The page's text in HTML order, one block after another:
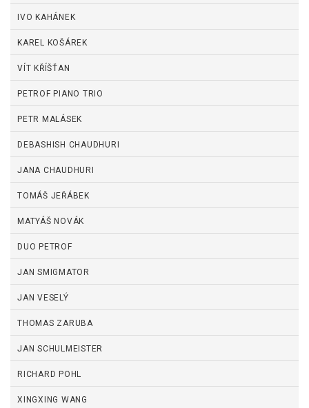
IVO KAHÁNEK
KAREL KOŠÁREK
VÍT KŘÍŠŤAN
PETROF PIANO TRIO
PETR MALÁSEK
DEBASHISH CHAUDHURI
JANA CHAUDHURI
TOMÁŠ JEŘÁBEK
MATYÁŠ NOVÁK
DUO PETROF
JAN SMIGMATOR
JAN VESELÝ
THOMAS ZARUBA
JAN SCHULMEISTER
RICHARD POHL
XINGXING WANG